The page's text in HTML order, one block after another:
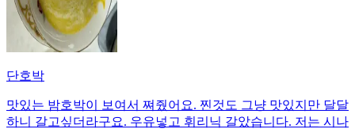
단호박
맛있는 밤호박이 보여서 쪄줬어요. 찐것도 그냥 맛있지만 달달
하니 갈고싶더라구요. 우유넣고 휘리닉 갈았습니다. 저는 시나